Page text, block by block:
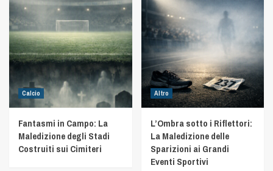
Calcio
Fantasmi in Campo: La
Maledizione degli Stadi
Costruiti sui Cimiteri
Altro
L’Ombra sotto i Riflettori:
La Maledizione delle
Sparizioni ai Grandi
Eventi Sportivi